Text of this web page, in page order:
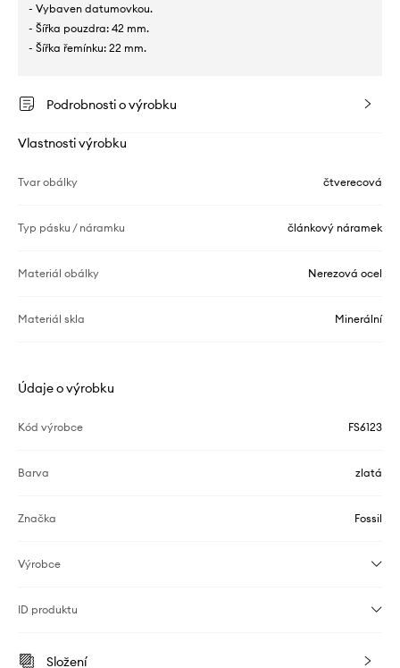
- Vybaven datumovkou.
- Šířka pouzdra: 42 mm.
- Šířka řemínku: 22 mm.
Podrobnosti o výrobku
Vlastnosti výrobku
Tvar obálky čtverecová
Typ pásku / náramku článkový náramek
Materiál obálky Nerezová ocel
Materiál skla Minerální
Údaje o výrobku
Kód výrobce FS6123
Barva zlatá
Značka Fossil
Výrobce
ID produktu
Složení